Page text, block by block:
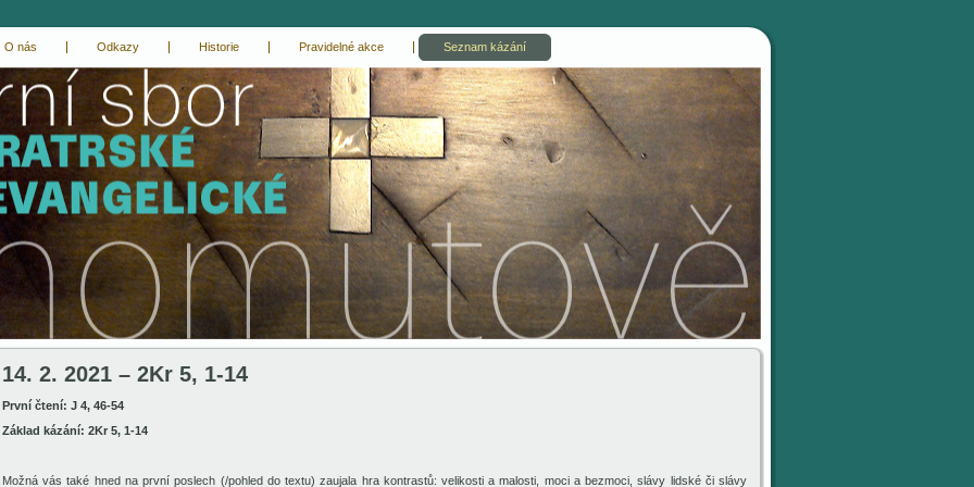
O nás Odkazy Historie Pravidelné akce Seznam kázání
14. 2. 2021 – 2Kr 5, 1-14
První čtení: J 4, 46-54
Základ kázání: 2Kr 5, 1-14
Možná vás také hned na první poslech (/pohled do textu)zaujala hrakontrastů: velikosti a malosti, moci a bezmoci, slávy lidské či slávy